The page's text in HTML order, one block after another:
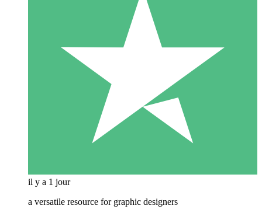
il y a 1 jour
a versatile resource for graphic designers